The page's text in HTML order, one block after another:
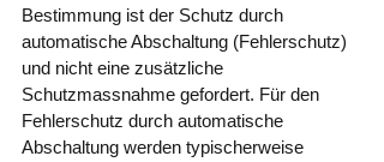
Bestimmung ist der Schutz durch
automatische Abschaltung (Fehlerschutz)
und nicht eine zusätzliche
Schutzmassnahme gefordert. Für den
Fehlerschutz durch automatische
Abschaltung werden typischerweise